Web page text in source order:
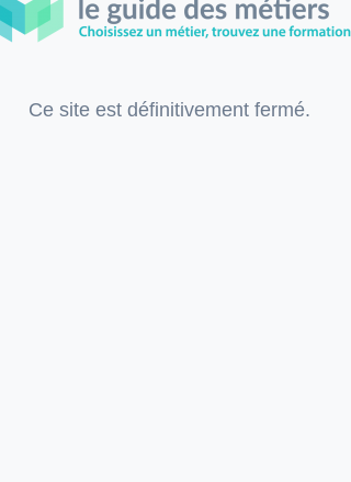
Ce site est définitivement fermé.